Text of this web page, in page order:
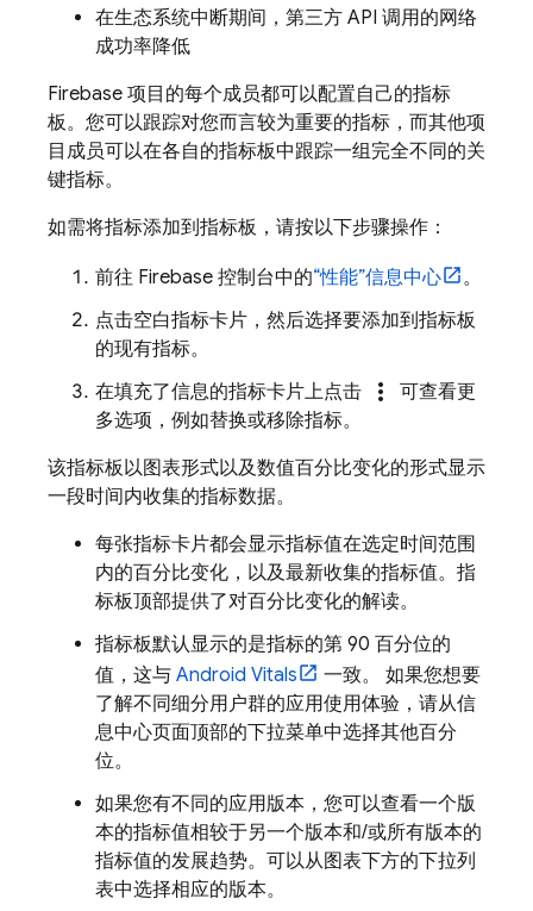
在生态系统中断期间，第三方 API 调用的网络
成功率降低
Firebase 项目的每个成员都可以配置自己的指标
板。您可以跟踪对您而言较为重要的指标，而其他项
目成员可以在各自的指标板中跟踪一组完全不同的关
键指标。
如需将指标添加到指标板，请按以下步骤操作：
前往 Firebase 控制台中的“性能”信息中心
。
点击空白指标卡片，然后选择要添加到指标板
的现有指标。
在填充了信息的指标卡片上点击
more_vert
可查看更
多选项，例如替换或移除指标。
该指标板以图表形式以及数值百分比变化的形式显示
一段时间内收集的指标数据。
每张指标卡片都会显示指标值在选定时间范围
内的百分比变化，以及最新收集的指标值。指
标板顶部提供了对百分比变化的解读。
指标板默认显示的是指标的第 90 百分位的
值，这与 Android Vitals
一致。 如果您想要
了解不同细分用户群的应用使用体验，请从信
息中心页面顶部的下拉菜单中选择其他百分
位。
如果您有不同的应用版本，您可以查看一个版
本的指标值相较于另一个版本和/或所有版本的
指标值的发展趋势。 可以从图表下方的下拉列
表中选择相应的版本。